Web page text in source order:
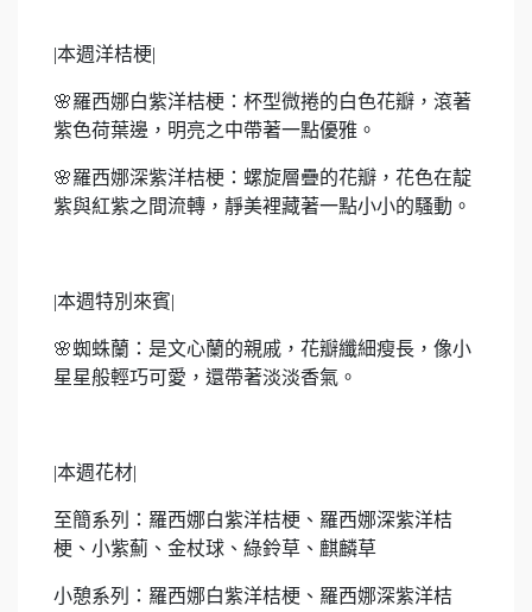
|本週洋桔梗|
🌸羅西娜白紫洋桔梗：杯型微捲的白色花瓣，滾著
紫色荷葉邊，明亮之中帶著一點優雅。
🌸羅西娜深紫洋桔梗：螺旋層疊的花瓣，花色在靛
紫與紅紫之間流轉，靜美裡藏著一點小小的騷動。
|本週特別來賓|
🌸蜘蛛蘭：是文心蘭的親戚，花瓣纖細瘦長，像小
星星般輕巧可愛，還帶著淡淡香氣。
|本週花材|
至簡系列：羅西娜白紫洋桔梗、羅西娜深紫洋桔
梗、小紫薊、金杖球、綠鈴草、麒麟草
小憩系列：羅西娜白紫洋桔梗、羅西娜深紫洋桔